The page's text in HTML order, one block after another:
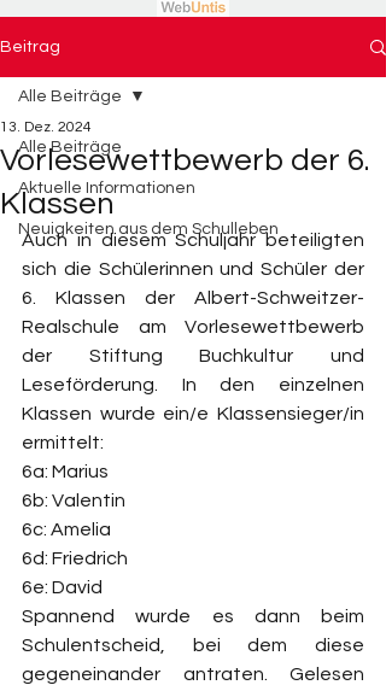
Beitrag
Alle Beiträge
Aktuelle Informationen
Neuigkeiten aus dem Schulleben
Alle Beiträge
Vorlesewettbewerb der 6.
Klassen
13. Dez. 2024
Auch in diesem Schuljahr beteiligten
sich die Schülerinnen und Schüler der
6. Klassen der Albert-Schweitzer-
Realschule am Vorlesewettbewerb
der Stiftung Buchkultur und
Leseförderung. In den einzelnen
Klassen wurde ein/e Klassensieger/in
ermittelt:
6a: Marius
6b: Valentin
6c: Amelia
6d: Friedrich
6e: David
Spannend wurde es dann beim
Schulentscheid, bei dem diese
gegeneinander antraten. Gelesen